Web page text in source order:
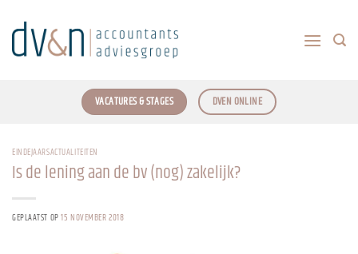
naar
inhoud
VACATURES & STAGES DVEN ONLINE
EINDEJAARSACTUALITEITEN
Is de lening aan de bv (nog) zakelijk?
GEPLAATST OP15 NOVEMBER 2018